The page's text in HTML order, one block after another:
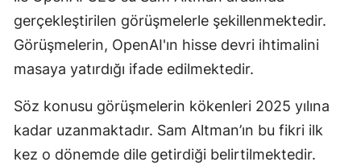
Elazığ
Erzincan
Eskişehir
Gaziantep
gerçekleştirilen görüşmelerle şekillenmektedir.
Görüşmelerin, OpenAI'ın hisse devri ihtimalini
masaya yatırdığı ifade edilmektedir.
Söz konusu görüşmelerin kökenleri 2025 yılına
kadar uzanmaktadır. Sam Altman’ın bu fikri ilk
kez o dönemde dile getirdiği belirtilmektedir.